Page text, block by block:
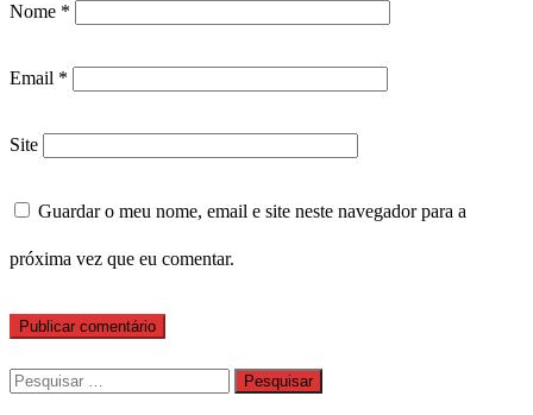
Nome *
Email *
Site
Guardar o meu nome, email e site neste navegador para a
próxima vez que eu comentar.
Pesquisar
por: